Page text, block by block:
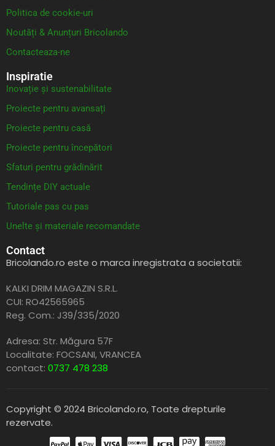
Politica de cookie-uri
Noutăți & Anunțuri Bricolando
Contacteaza-ne
Inspiratie
Inovație și sustenabilitate
Proiecte pentru avansați
Proiecte pentru casă
Proiecte pentru începători
Sfaturi pentru grădinărit
Tendințe DIY actuale
Tutoriale pas cu pas
Unelte și materiale recomandate
Contact
Bricolando.ro este o marca inregistrata a societatii:
KALKI DRIM MAGAZIN S.R.L.
CUI: RO42565965
Reg. Com.: J39/335/2020
Adresa: Str. Măgura 57F
Localitate: FOCSANI,VRANCEA
contact: 0737 478 238
Copyright © 2024 Bricolando.ro, Toate drepturile
rezervate.